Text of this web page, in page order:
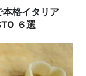
【調理器具…
本格イタリア
６選